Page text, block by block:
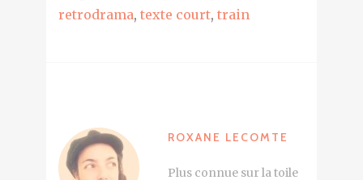
retrodrama, texte court, train
ROXANE LECOMTE
Plus connue sur la toile